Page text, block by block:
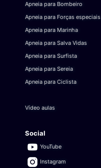
Apneia para Bombeiro
Apneia para Forças especiais
Apneia para Marinha
Apneia para Salva Vidas
Apneia para Surfista
Apneia para Sereia
Apneia para Ciclista
Vídeo aulas
Social
YouTube
Instagram